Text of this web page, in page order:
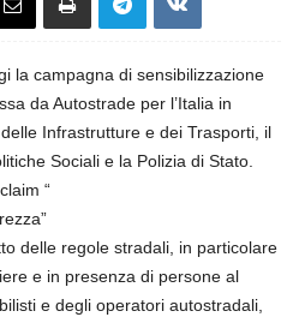
la campagna di sensibilizzazione
da Autostrade per l’Italia in
Infrastrutture e dei Trasporti, il
Sociali e la Polizia di Stato.
“
delle regole stradali, in particolare
e in presenza di persone al
e degli operatori autostradali,